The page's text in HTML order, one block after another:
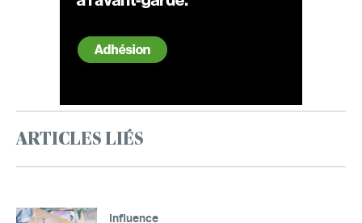
ARTICLES LIÉS
Influence